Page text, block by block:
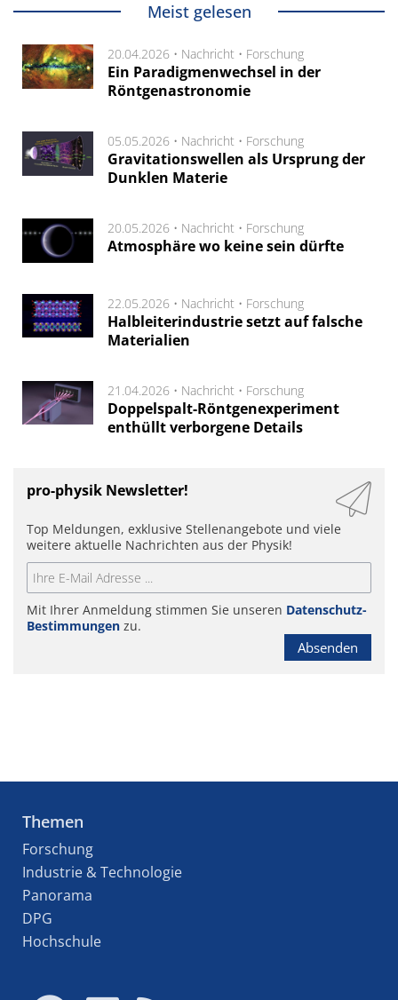
Meist gelesen
20.04.2026 • Nachricht • Forschung
Ein Paradigmenwechsel in der
Röntgenastronomie
05.05.2026 • Nachricht • Forschung
Gravitationswellen als Ursprung der
Dunklen Materie
20.05.2026 • Nachricht • Forschung
Atmosphäre wo keine sein dürfte
22.05.2026 • Nachricht • Forschung
Halbleiterindustrie setzt auf falsche
Materialien
21.04.2026 • Nachricht • Forschung
Doppelspalt-Röntgenexperiment
enthüllt verborgene Details
pro-physik Newsletter!
Top Meldungen, exklusive Stellenangebote und viele
weitere aktuelle Nachrichten aus der Physik!
Mit Ihrer Anmeldung stimmen Sie unseren Datenschutz-
Bestimmungen zu.
Absenden
Themen
Forschung
Industrie & Technologie
Panorama
DPG
Hochschule